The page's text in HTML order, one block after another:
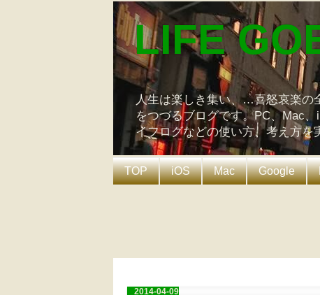
LIFE
人生は楽しき集い、…喜怒哀楽の
をつづるブログです。PC、Mac
イフログなどの使い方、考え方
TOP iOS Mac Google
2014-04-09